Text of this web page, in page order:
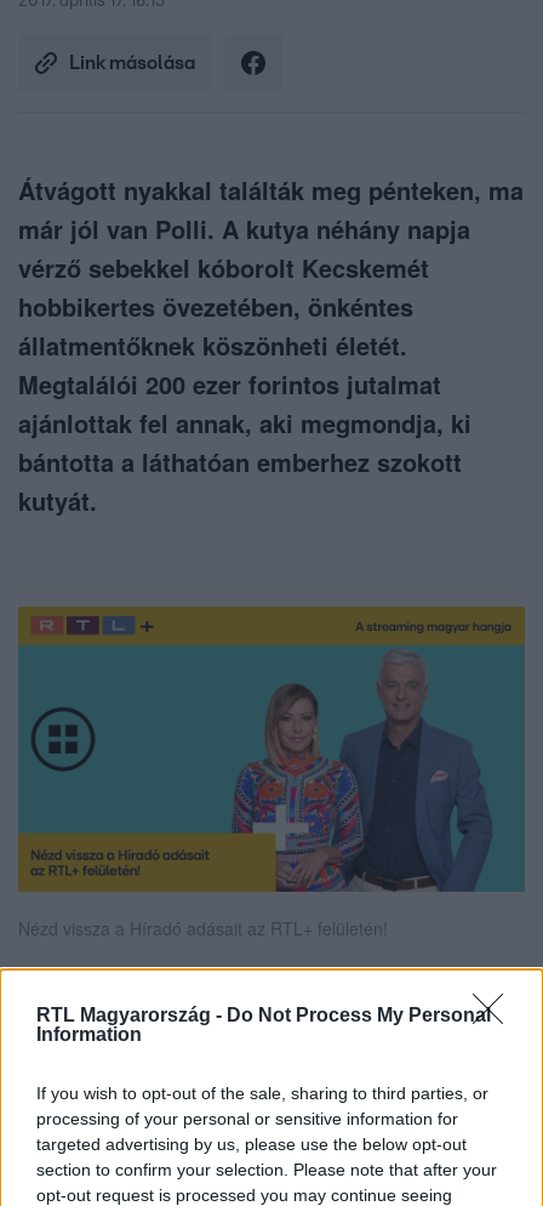
RTL Magyarország - Do Not Process My Personal
Information
If you wish to opt-out of the sale, sharing to third parties, or
processing of your personal or sensitive information for
targeted advertising by us, please use the below opt-out
section to confirm your selection. Please note that after your
opt-out request is processed you may continue seeing
Link másolása
Átvágott nyakkal találták meg pénteken, ma
már jól van Polli. A kutya néhány napja
vérző sebekkel kóborolt Kecskemét
hobbikertes övezetében, önkéntes
állatmentőknek köszönheti életét.
Megtalálói 200 ezer forintos jutalmat
ajánlottak fel annak, aki megmondja, ki
bántotta a láthatóan emberhez szokott
kutyát.
Nézd vissza a Híradó adásait az RTL+ felületén!
Itt állítsd be, hogy az RTL.hu az elsők között